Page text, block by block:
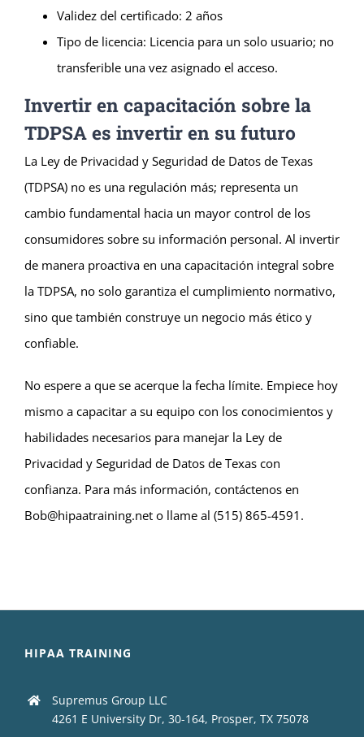
Validez del certificado: 2 años
Tipo de licencia: Licencia para un solo usuario; no
transferible una vez asignado el acceso.
Invertir en capacitación sobre la
TDPSA es invertir en su futuro
La Ley de Privacidad y Seguridad de Datos de Texas
(TDPSA) no es una regulación más; representa un
cambio fundamental hacia un mayor control de los
consumidores sobre su información personal. Al invertir
de manera proactiva en una capacitación integral sobre
la TDPSA, no solo garantiza el cumplimiento normativo,
sino que también construye un negocio más ético y
confiable.
No espere a que se acerque la fecha límite. Empiece hoy
mismo a capacitar a su equipo con los conocimientos y
habilidades necesarios para manejar la Ley de
Privacidad y Seguridad de Datos de Texas con
confianza. Para más información, contáctenos en
Bob@hipaatraining.net o llame al (515) 865-4591.
HIPAA TRAINING
Supremus Group LLC
4261 E University Dr, 30-164, Prosper, TX 75078